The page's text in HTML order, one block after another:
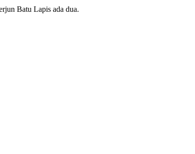
Batu Lapis ada dua.